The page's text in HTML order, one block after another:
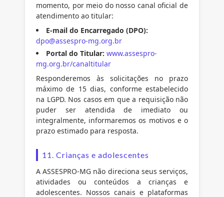
momento, por meio do nosso canal oficial de
atendimento ao titular:
E-mail do Encarregado (DPO):
dpo@assespro-mg.org.br
Portal do Titular: www.assespro-
mg.org.br/canaltitular
Responderemos às solicitações no prazo
máximo de 15 dias, conforme estabelecido
na LGPD. Nos casos em que a requisição não
puder ser atendida de imediato ou
integralmente, informaremos os motivos e o
prazo estimado para resposta.
11. Crianças e adolescentes
A ASSESPRO-MG não direciona seus serviços,
atividades ou conteúdos a crianças e
adolescentes. Nossos canais e plataformas